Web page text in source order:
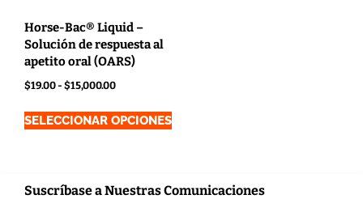
Horse-Bac® Liquid –
Solución de respuesta al
apetito oral (OARS)
$19.00- $15,000.00
SELECCIONAR OPCIONES
Suscríbase a Nuestras Comunicaciones